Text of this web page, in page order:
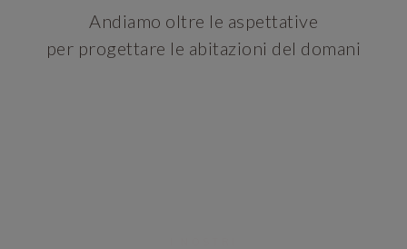
Andiamo oltre le aspettative
per progettare le abitazioni del domani